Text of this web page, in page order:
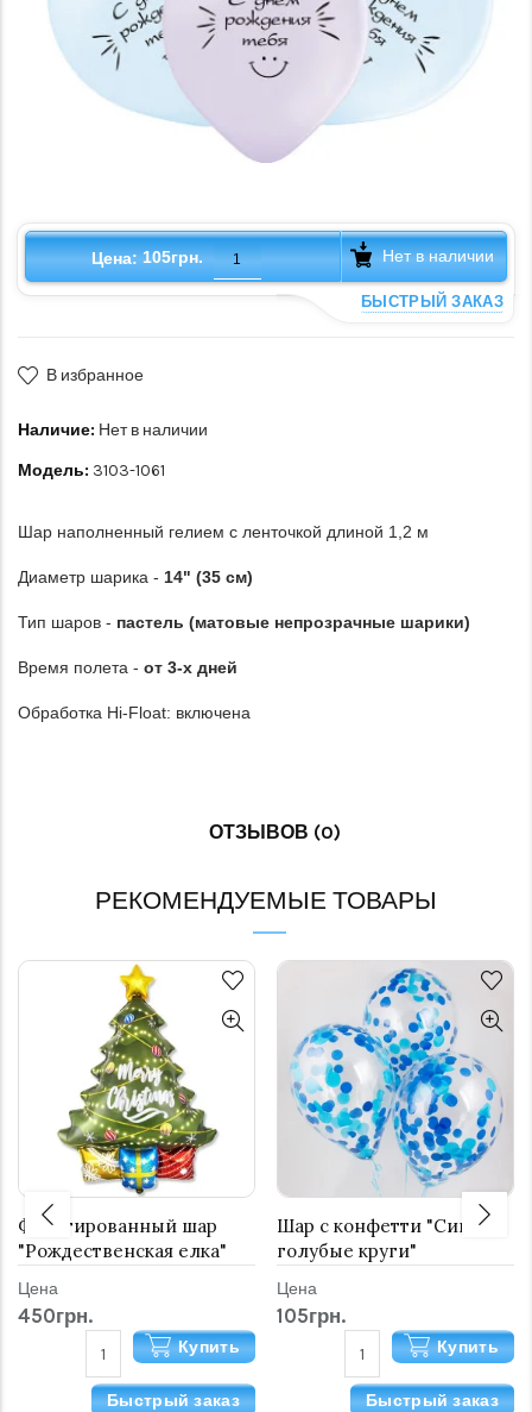
Цена: 105грн. Нет в наличии
БЫСТРЫЙ ЗАКАЗ
В избранное
Наличие: Нет в наличии
Модель: 3103-1061
Шар наполненный гелием с ленточкой длиной 1,2 м
Диаметр шарика - 14" (35 см)
Тип шаров - пастель (матовые непрозрачные шарики)
Время полета - от 3-х дней
Обработка Hi-Float: включена
ОТЗЫВОВ (0)
РЕКОМЕНДУЕМЫЕ ТОВАРЫ
Фольгированный шар
"Рождественская елка"
Цена
450грн.
Купить
Быстрый заказ
Шар с конфетти "Сине-
голубые круги"
Цена
105грн.
Купить
Быстрый заказ